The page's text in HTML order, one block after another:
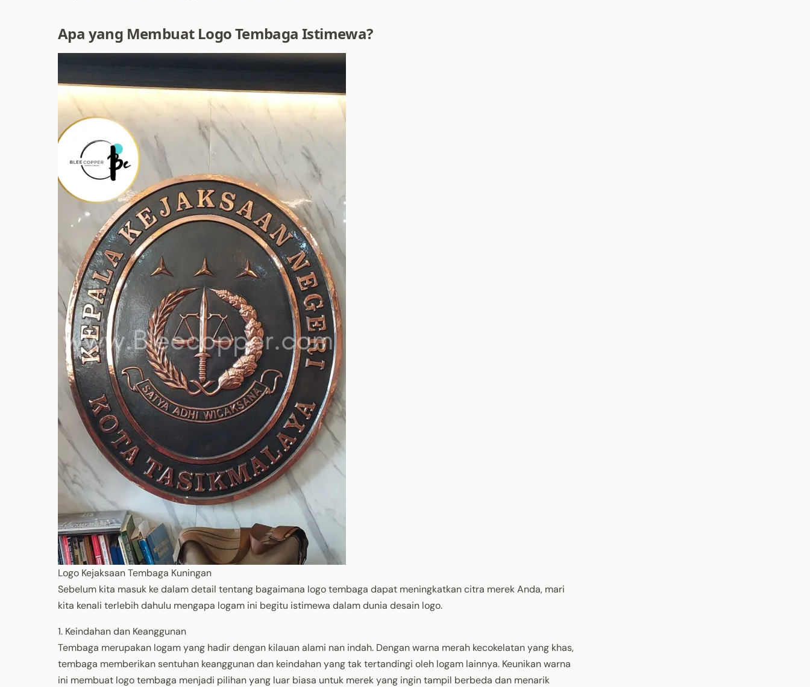
Apa yang Membuat Logo Tembaga Istimewa?
Logo Kejaksaan Tembaga Kuningan
Sebelum kita masuk ke dalam detail tentang bagaimana logo tembaga dapat meningkatkan citra merek Anda, mari
kita kenali terlebih dahulu mengapa logam ini begitu istimewa dalam dunia desain logo.
1. Keindahan dan Keanggunan
Tembaga merupakan logam yang hadir dengan kilauan alami nan indah. Dengan warna merah kecokelatan yang khas,
tembaga memberikan sentuhan keanggunan dan keindahan yang tak tertandingi oleh logam lainnya. Keunikan warna
ini membuat logo tembaga menjadi pilihan yang luar biasa untuk merek yang ingin tampil berbeda dan menarik